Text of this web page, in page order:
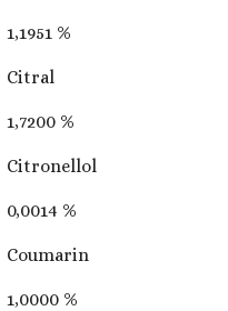
1,1951 %
Citral
1,7200 %
Citronellol
0,0014 %
Coumarin
1,0000 %